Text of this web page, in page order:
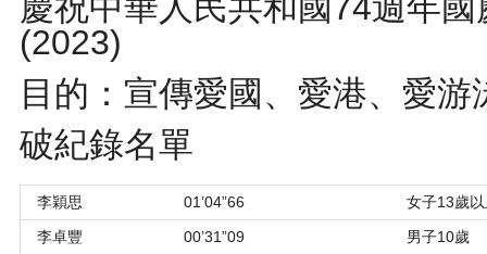
(2023)
目的：宣傳愛國、愛港、愛游
破紀錄名單
李穎思 01’04”66
女子13歲
李卓豐
00’31”09
男子10歲